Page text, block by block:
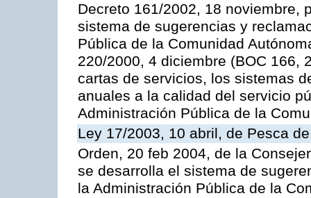
Decreto 161/2002, 18 noviembre,
sistema de sugerencias y
Pública de la Comunidad
220/2000, 4 diciembre (BOC 166,
cartas de servicios, los sistemas
anuales a la calidad del servicio
Administración Pública de la
Ley 17/2003, 10 abril, de Pesca
Orden, 20 feb 2004, de la
se desarrolla el sistema de
la Administración Pública de la